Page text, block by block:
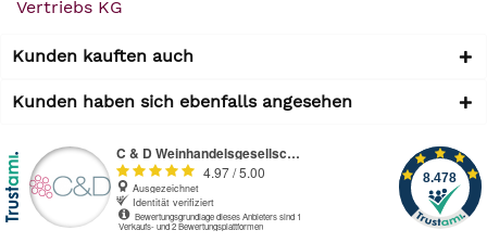
Vertriebs KG
Kunden kauften auch
Kunden haben sich ebenfalls angesehen